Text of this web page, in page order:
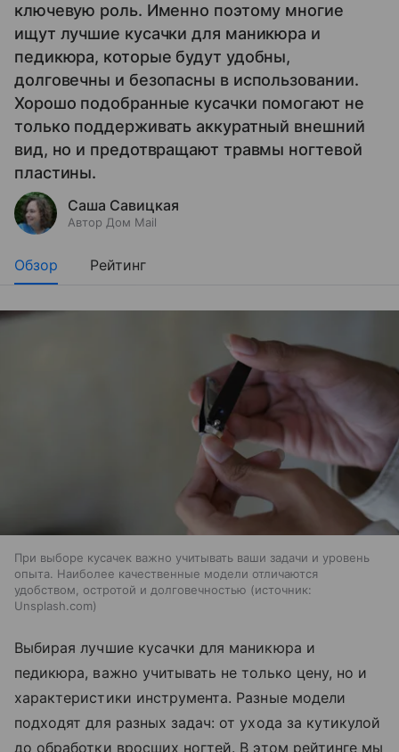
ключевую роль. Именно поэтому многие
ищут лучшие кусачки для маникюра и
педикюра, которые будут удобны,
долговечны и безопасны в использовании.
Хорошо подобранные кусачки помогают не
только поддерживать аккуратный внешний
вид, но и предотвращают травмы ногтевой
пластины.
Саша Савицкая
Автор Дом Mail
Обзор Рейтинг
При выборе кусачек важно учитывать ваши задачи и уровень
опыта. Наиболее качественные модели отличаются
удобством, остротой и долговечностью
источник:
Unsplash.com
Выбирая лучшие кусачки для маникюра и
педикюра, важно учитывать не только цену, но и
характеристики инструмента. Разные модели
подходят для разных задач: от ухода за кутикулой
до обработки вросших ногтей. В этом рейтинге мы